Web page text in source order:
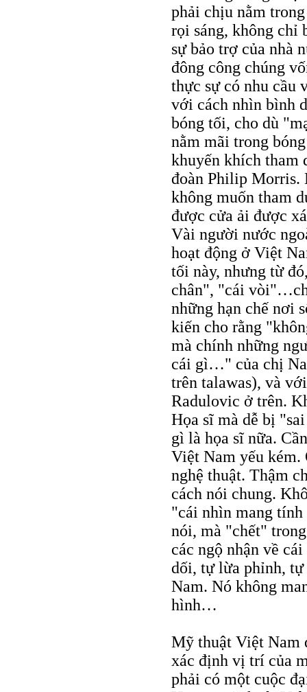
phải chịu nằm
rọi sáng, không chỉ
sự bảo trợ của nhà
đông công chúng
thực sự có nhu cầu
với cách nhìn bình
bóng tối, cho dù
nằm mãi trong
khuyến khích tham
đoàn Philip Morris.
không muốn tham
được cửa ải được
Vài người nước
hoạt động ở Việt
tối này, nhưng từ
chân", "cái
những hạn chế nơi
kiến cho rằng
mà chính những
cái gì…" của chị
trên talawas), và
Radulovic ở trên.
Họa sĩ mà dễ bị
gì là họa sĩ nữa.
Việt Nam yếu kém.
nghệ thuật. Thậm
cách nói chung.
"cái nhìn mang
nói, mà "chết"
các ngộ nhận về
dối, tự lừa phỉnh, tự
Nam. Nó không
hình…
Mỹ thuật Việt Nam
xác định vị trí của
phải có một cuộc